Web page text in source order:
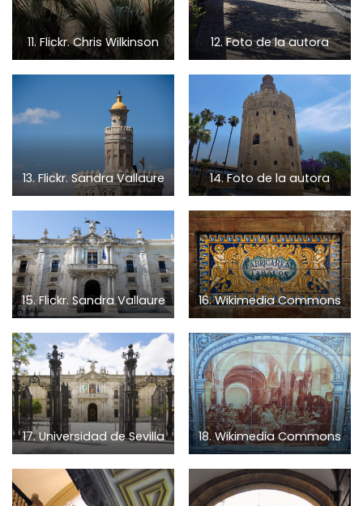
11. Flickr. Chris Wilkinson 12. Foto de la autora
13. Flickr. Sandra Vallaure 14. Foto de la autora
15. Flickr. Sandra Vallaure 16. Wikimedia Commons
17. Universidad de Sevilla 18. Wikimedia Commons